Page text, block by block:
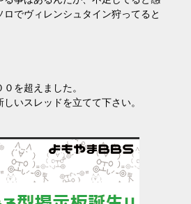
ロでヴィレンシュタイン狩ってると
を超えました。
いスレッドを立てて下さい。